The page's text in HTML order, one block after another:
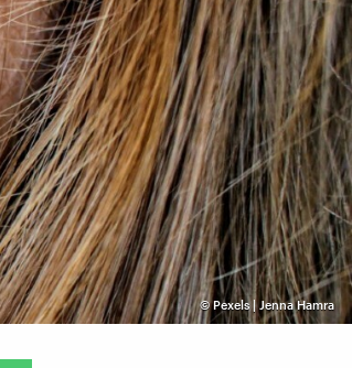
©Pexels | Jenna Hamra